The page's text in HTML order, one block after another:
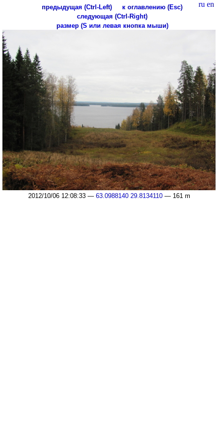
ru en
предыдущая (Ctrl-Left)
к оглавлению (Esc)
следующая (Ctrl-Right)
размер (S или левая кнопка мыши)
2012/10/06 12:08:33 — 63.0988140 29.8134110— 161 m